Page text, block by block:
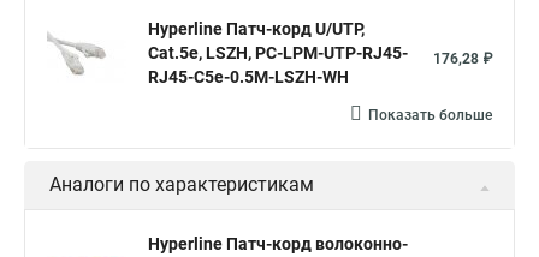
Hyperline Патч-корд U/UTP,
Cat.5e, LSZH, PC-LPM-UTP-RJ45-
RJ45-C5e-0.5M-LSZH-WH
176,28 ₽
Показать больше
Аналоги по характеристикам
Hyperline Патч-корд волоконно-